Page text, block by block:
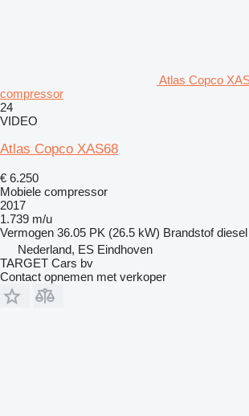
Atlas Copco
compressor
24
VIDEO
Atlas Copco XAS68
€ 6.250
Mobiele compressor
2017
1.739 m/u
Vermogen 36.05 PK (26.5 kW) Brandstof diesel
Nederland, ES Eindhoven
TARGET Cars bv
Contact opnemen met verkoper